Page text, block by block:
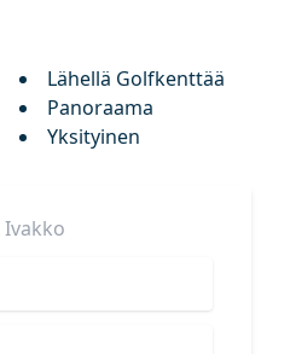
Lähellä Golfkenttää
Panoraama
Yksityinen
Ivakko